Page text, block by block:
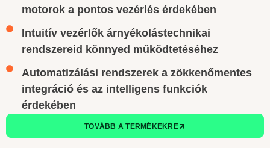
motorok a pontos vezérlés érdekében
Intuitív vezérlők árnyékolástechnikai
rendszereid könnyed működtetéséhez
Automatizálási rendszerek a zökkenőmentes
integráció és az intelligens funkciók
érdekében
TOVÁBB A TERMÉKEKRE